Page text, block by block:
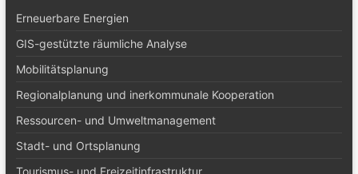
Erneuerbare Energien
GIS-gestützte räumliche Analyse
Mobilitätsplanung
Regionalplanung und inerkommunale Kooperation
Ressourcen- und Umweltmanagement
Stadt- und Ortsplanung